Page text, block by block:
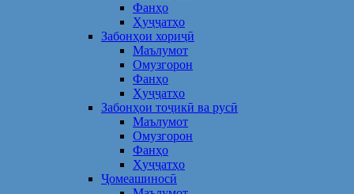
Фанҳо
Ҳуҷҷатҳо
Забонҳои хориҷӣ
Маълумот
Омузгорон
Фанҳо
Ҳуҷҷатҳо
Забонҳои тоҷикӣ ва русӣ
Маълумот
Омузгорон
Фанҳо
Ҳуҷҷатҳо
Ҷомеашиносӣ